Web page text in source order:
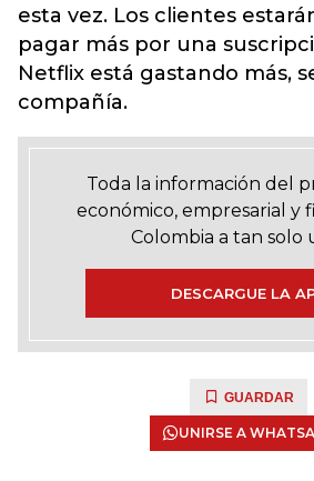
esta vez. Los clientes
pagar más por una
Netflix está gastando más,
compañía.
Toda la información del
económico, empresarial y
Colombia a tan solo
DESCARGUE LA
GUARDAR
UNIRSE A